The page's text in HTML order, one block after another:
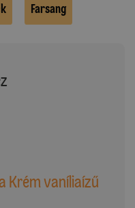
Farsang
Krém vaníliaízű